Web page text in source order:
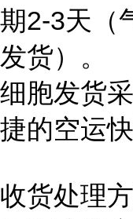
期2-3天（
发货）。
细胞发货
捷的空运
收货处理方